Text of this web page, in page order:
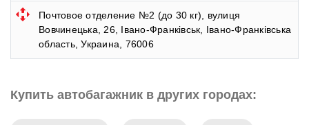
Почтовое отделение №2 (до 30 кг), вулиця
Вовчинецька, 26, Івано-Франківськ, Івано-Франківська
область, Украина, 76006
Купить автобагажник в других городах: